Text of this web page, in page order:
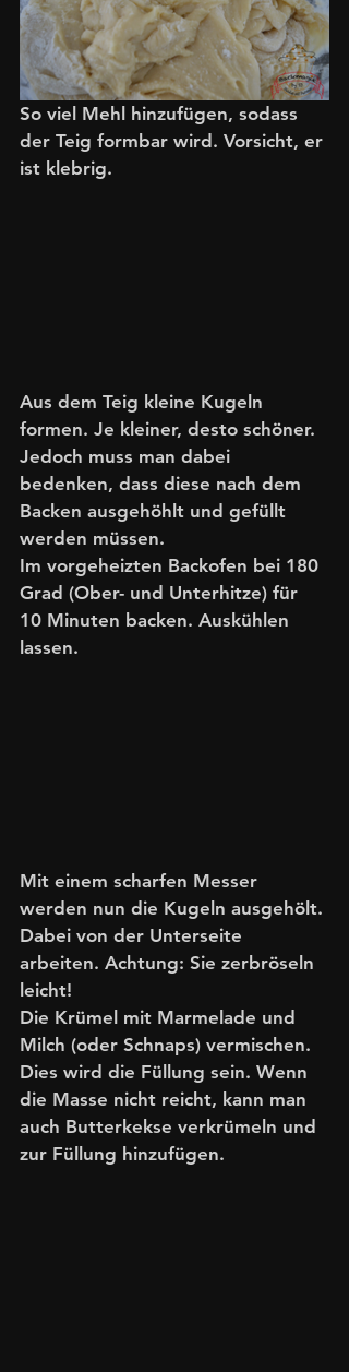
So viel Mehl hinzufügen, sodass
der Teig formbar wird. Vorsicht, er
ist klebrig.
Aus dem Teig kleine Kugeln
formen. Je kleiner, desto schöner.
Jedoch muss man dabei
bedenken, dass diese nach dem
Backen ausgehöhlt und gefüllt
werden müssen.
Im vorgeheizten Backofen bei 180
Grad (Ober- und Unterhitze) für
10 Minuten backen. Auskühlen
lassen.
Mit einem scharfen Messer
werden nun die Kugeln ausgehölt.
Dabei von der Unterseite
arbeiten. Achtung: Sie zerbröseln
leicht!
Die Krümel mit Marmelade und
Milch (oder Schnaps) vermischen.
Dies wird die Füllung sein. Wenn
die Masse nicht reicht, kann man
auch Butterkekse verkrümeln und
zur Füllung hinzufügen.